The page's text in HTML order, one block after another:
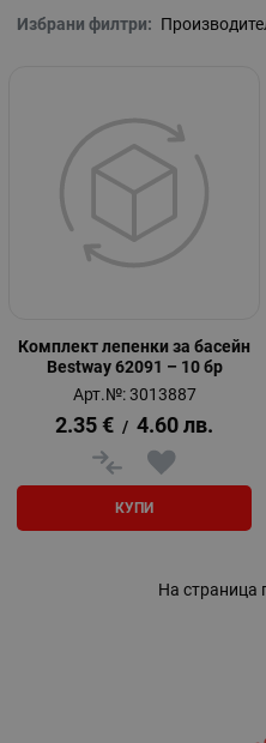
Избрани филтри:
Комплект лепенки за басейн
Bestway 62091 – 10 бр
Арт.№: 3013887
2.35 € / 4.60 лв.
КУПИ
На страница